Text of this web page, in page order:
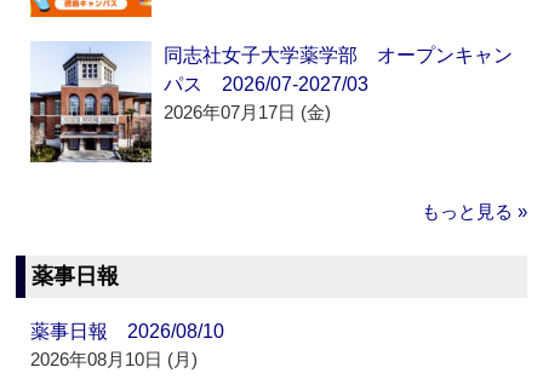
同志社女子大学薬学部 オープンキャン
パス 2026/07-2027/03
2026年07月17日 (金)
もっと見る »
薬事日報
薬事日報 2026/08/10
2026年08月10日 (月)